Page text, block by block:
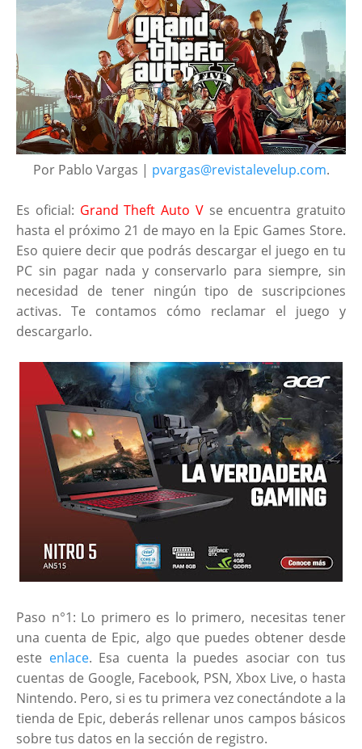
Por Pablo Vargas | pvargas@revistalevelup.com.
Es oficial: Grand Theft Auto Vse encuentra gratuito
hasta el próximo 21 de mayo en la Epic Games Store.
Eso quiere decir que podrás descargar el juego en tu
PC sin pagar nada y conservarlo para siempre, sin
necesidad de tener ningún tipo de suscripciones
activas. Te contamos cómo reclamar el juego y
descargarlo.
Paso n°1: Lo primero es lo primero, necesitas tener
una cuenta de Epic, algo que puedes obtener desde
este enlace. Esa cuenta la puedes asociar con tus
cuentas de Google, Facebook, PSN, Xbox Live, o hasta
Nintendo. Pero, si es tu primera vez conectándote a la
tienda de Epic, deberás rellenar unos campos básicos
sobre tus datos en la sección de registro.